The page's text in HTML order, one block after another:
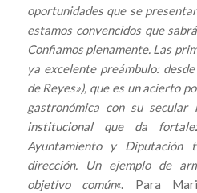
oportunidades que se
estamos convencidos que
Confiamos plenamente. Las
ya excelente preámbulo:
de Reyes»), que es un acierto
gastronómica con su
institucional que da
Ayuntamiento y Diputación
dirección. Un ejemplo de
objetivo común«. Para